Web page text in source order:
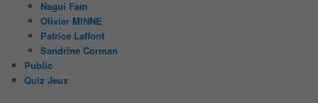
Nagui Fam
Olivier MINNE
Patrice Laffont
Sandrine Corman
Public
Quiz Jeux